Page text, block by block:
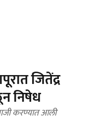
जितेंद्र
निषेध
करण्यात आली